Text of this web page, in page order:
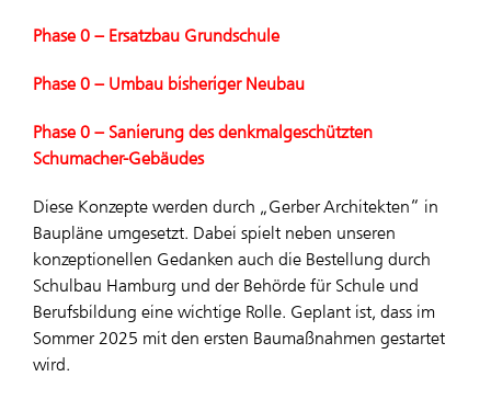
Phase 0 – Ersatzbau Grundschule
Phase 0 – Umbau bisheriger Neubau
Phase 0 – Sanierung des denkmalgeschützten
Schumacher-Gebäudes
Diese Konzepte werden durch „Gerber Architekten“ in
Baupläne umgesetzt. Dabei spielt neben unseren
konzeptionellen Gedanken auch die Bestellung durch
Schulbau Hamburg und der Behörde für Schule und
Berufsbildung eine wichtige Rolle. Geplant ist, dass im
Sommer 2025 mit den ersten Baumaßnahmen gestartet
wird.